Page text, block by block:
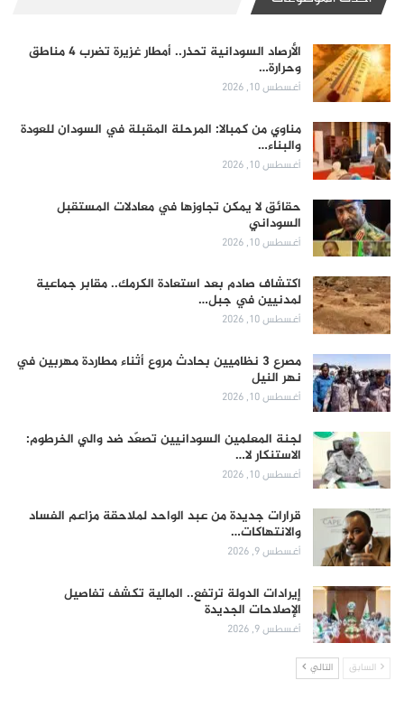
الأرصاد السودانية تحذر.. أمطار غزيرة تضرب 4 مناطق
وحرارة…
أغسطس 10, 2026
مناوي من كمبالا: المرحلة المقبلة في السودان للعودة
والبناء…
أغسطس 10, 2026
حقائق لا يمكن تجاوزها في معادلات المستقبل
السوداني
أغسطس 10, 2026
اكتشاف صادم بعد استعادة الكرمك.. مقابر جماعية
لمدنيين في جبل…
أغسطس 10, 2026
مصرع 3 نظاميين بحادث مروع أثناء مطاردة مهربين في
نهر النيل
أغسطس 10, 2026
لجنة المعلمين السودانيين تصعّد ضد والي الخرطوم:
الاستنكار لا…
أغسطس 10, 2026
قرارات جديدة من عبد الواحد لملاحقة مزاعم الفساد
والانتهاكات…
أغسطس 9, 2026
إيرادات الدولة ترتفع.. المالية تكشف تفاصيل
الإصلاحات الجديدة
أغسطس 9, 2026
السابق التالي